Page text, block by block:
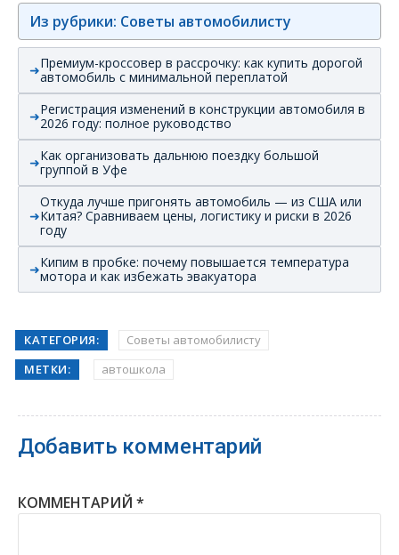
Из рубрики: Советы автомобилисту
Премиум-кроссовер в рассрочку: как купить дорогой
автомобиль с минимальной переплатой
Регистрация изменений в конструкции автомобиля в
2026 году: полное руководство
Как организовать дальнюю поездку большой
группой в Уфе
Откуда лучше пригонять автомобиль — из США или
Китая? Сравниваем цены, логистику и риски в 2026
году
Кипим в пробке: почему повышается температура
мотора и как избежать эвакуатора
КАТЕГОРИЯ:
Советы автомобилисту
МЕТКИ:
автошкола
Добавить комментарий
КОММЕНТАРИЙ *